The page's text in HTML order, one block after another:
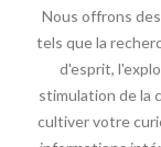
Nous offrons
tels que la
d'esprit,
stimulation de la
cultiver votre